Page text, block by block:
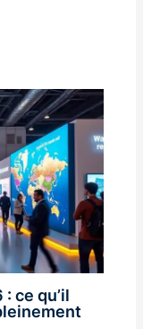
ce qu’il